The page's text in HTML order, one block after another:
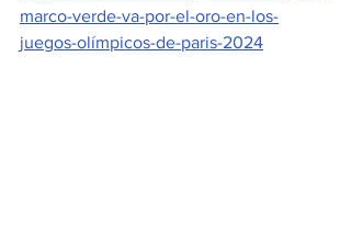
marco-verde-va-por-el-oro-en-los-
juegos-olímpicos-de-paris-2024